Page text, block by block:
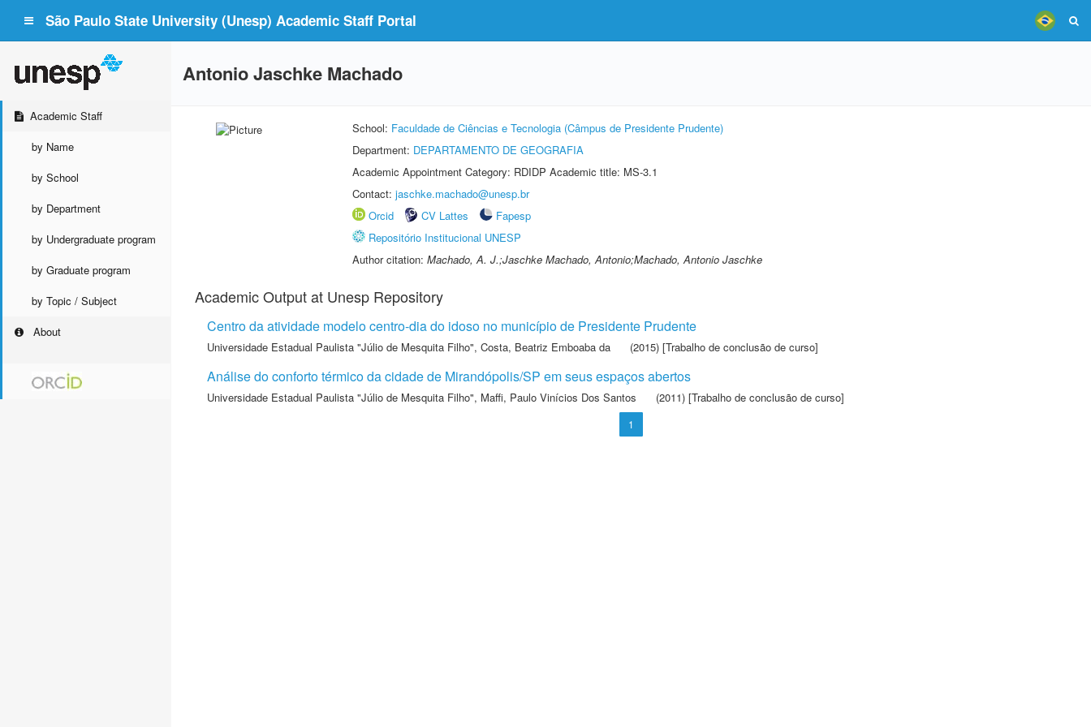
São Paulo State University (Unesp) Academic Staff Portal
Academic Staff
by Name
by School
by Department
by Undergraduate program
by Graduate program
by Topic / Subject
About
Antonio Jaschke Machado
School: Faculdade de Ciências e Tecnologia (Câmpus de Presidente Prudente)
Department: DEPARTAMENTO DE GEOGRAFIA
Academic Appointment Category: RDIDP Academic title: MS-3.1
Contact: jaschke.machado@unesp.br
Orcid
CV Lattes
Fapesp
Repositório Institucional UNESP
Author citation: Machado, A. J.;Jaschke Machado, Antonio;Machado, Antonio Jaschke
Academic Output at Unesp Repository
Centro da atividade modelo centro-dia do idoso no município de Presidente Prudente
Universidade Estadual Paulista "Júlio de Mesquita Filho", Costa, Beatriz Emboaba da (2015) [Trabalho de conclusão de curso]
Análise do conforto térmico da cidade de Mirandópolis/SP em seus espaços abertos
Universidade Estadual Paulista "Júlio de Mesquita Filho", Maffi, Paulo Vinícios Dos Santos (2011) [Trabalho de conclusão de curso]
1